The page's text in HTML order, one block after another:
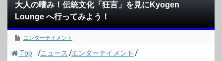
大人の嗜み！伝統文化「狂言」を見にKyogen
Lounge へ行ってみよう！
エンターテイメント
Top /ニュース /エンターテイメント /